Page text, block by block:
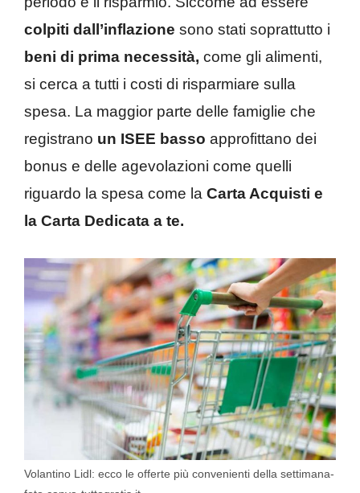
colpiti dall’inflazione sono stati soprattutto i
beni di prima necessità, come gli alimenti,
si cerca a tutti i costi di risparmiare sulla
spesa. La maggior parte delle famiglie che
registrano un ISEE basso approfittano dei
bonus e delle agevolazioni come quelli
riguardo la spesa come la Carta Acquisti e
la Carta Dedicata a te.
Volantino Lidl: ecco le offerte più convenienti della settimana-